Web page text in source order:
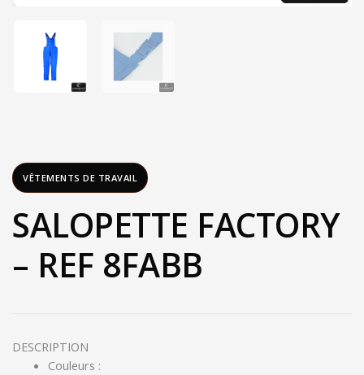
VÊTEMENTS DE TRAVAIL
SALOPETTE FACTORY
– REF 8FABB
DESCRIPTION
Couleurs :